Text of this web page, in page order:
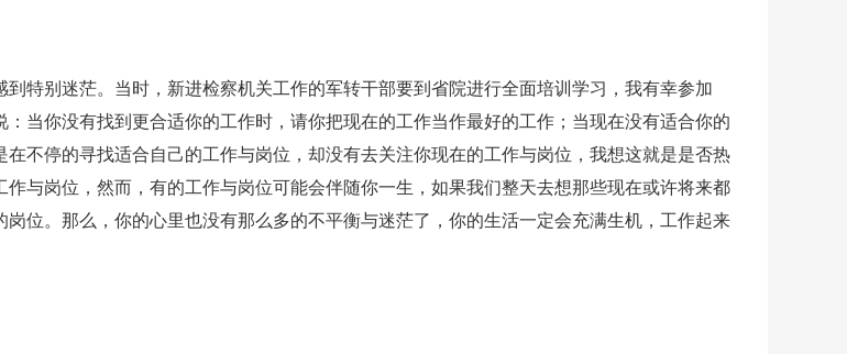
特别迷茫。当时，新进检察机关工作的军转干部要到省院进行全面培训学习，我有幸参加
当你没有找到更合适你的工作时，请你把现在的工作当作最好的工作；当现在没有适合你的
不停的寻找适合自己的工作与岗位，却没有去关注你现在的工作与岗位，我想这就是是否热
与岗位，然而，有的工作与岗位可能会伴随你一生，如果我们整天去想那些现在或许将来都
位。那么，你的心里也没有那么多的不平衡与迷茫了，你的生活一定会充满生机，工作起来